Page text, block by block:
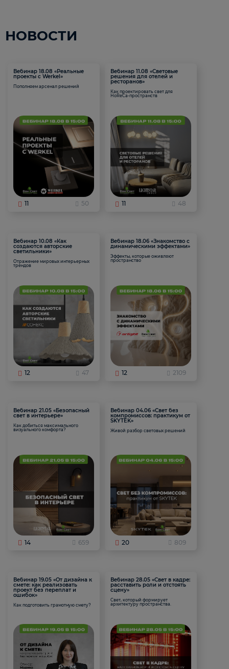
НОВОСТИ
Вебинар 18.08 «Реальные
проекты с Werkel»
Пополняем арсенал решений
11 50
Вебинар 11.08 «Световые
решения для отелей и
ресторанов»
Как проектировать свет для
HoReCa-пространств
11 48
Вебинар 10.08 «Как
создаются авторские
светильники»
Отражение мировых интерьерных
трендов
12 47
Вебинар 18.06 «Знакомство с
динамическими эффектами»
Эффекты, которые оживляют
пространство
12 2109
Вебинар 21.05 «Безопасный
свет в интерьере»
Как добиться максимального
визуального комфорта?
14 659
Вебинар 04.06 «Свет без
компромиссов: практикум от
SKYTEK»
Живой разбор световых решений
20 809
Вебинар 19.05 «От дизайна к
смете: как реализовать
проект без переплат и
ошибок»
Как подготовить грамотную смету?
Вебинар 28.05 «Свет в кадре:
расставить роли и отстоять
сцену»
Свет, который формирует
архитектуру пространства.